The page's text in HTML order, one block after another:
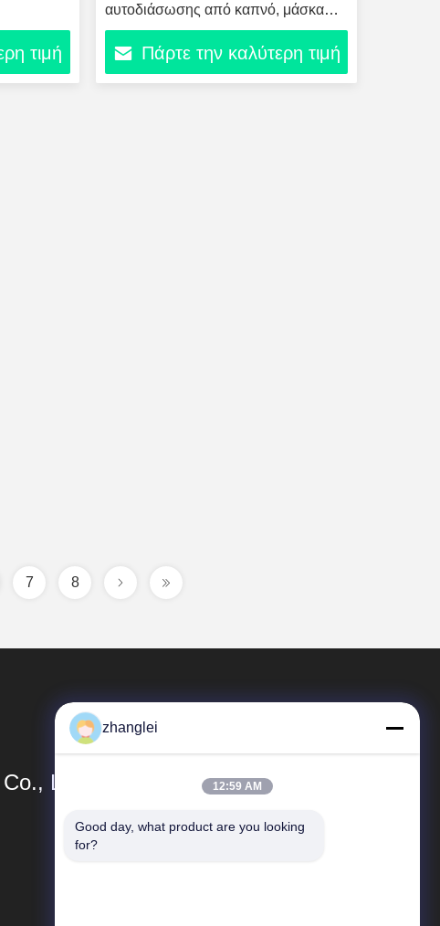
τιμή
αυτοδιάσωσης από καπνό, μάσκα
αποφυγής πυρκαγιάς οικογενειακού
ξενοδοχείου
Πάρτε την καλύτερη τιμή
7 8
Ltd.
Γρήγοροι Σύνδεσμοι
zhanglei
12:59 AM
Good day, what product are you looking
for?